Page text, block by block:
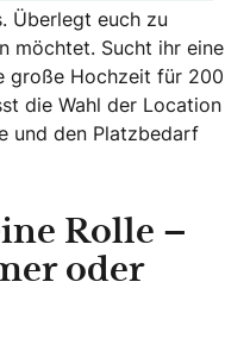
Überlegt euch zu
möchtet. Sucht ihr eine
große Hochzeit für 200
die Wahl der Location
und den Platzbedarf
Rolle –
oder